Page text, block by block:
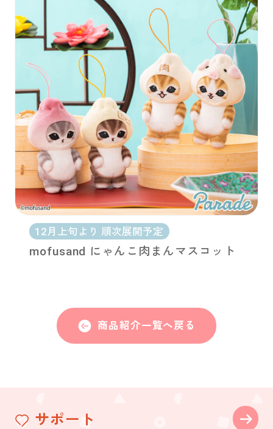
12月上旬より 順次展開予定
mofusand にゃんこ肉まんマスコット
商品紹介一覧へ戻る
サポート